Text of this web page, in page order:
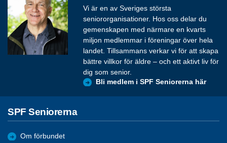
Vi är en av Sveriges största
seniororganisationer. Hos oss delar du
gemenskapen med närmare en kvarts
miljon medlemmar i föreningar över hela
landet. Tillsammans verkar vi för att skapa
bättre villkor för äldre – och ett aktivt liv för
dig som senior.
Bli medlem i SPF Seniorerna här
SPF Seniorerna
Om förbundet